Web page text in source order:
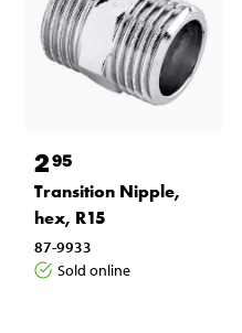
295
Transition Nipple,
hex, R15
87-9933
Sold online